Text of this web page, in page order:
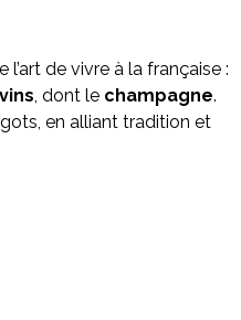
de vivre à la française :
, dont le champagne.
en alliant tradition et